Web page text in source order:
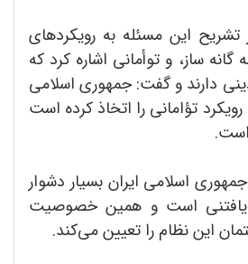
این مسئله به رویکردهای
ساز، و توأمانی اشاره کرد که
دارند و گفت: جمهوری اسلامی
تؤامانی را اتخاذ کرده است
است.
اسلامی ایران بسیار دشوار
است و همین خصوصیت
این نظام را تعیین می‌کند.